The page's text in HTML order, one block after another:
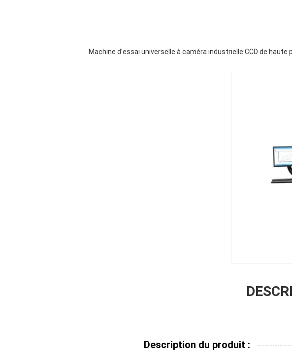
Machine d'essai universelle à caméra industrielle CCD de
Description du produit :